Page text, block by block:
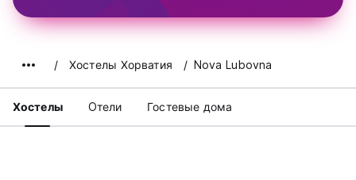
Хостелы Хорватия Nova Lubovna
Хостелы Oтели Гостевые дома